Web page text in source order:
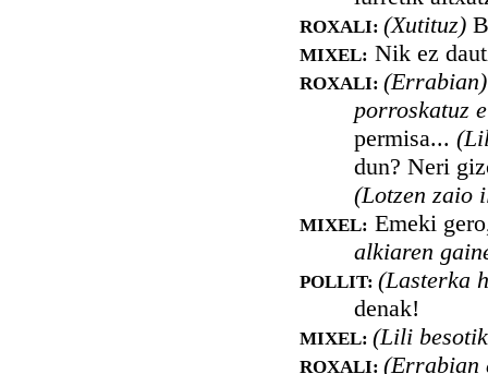
ROXALI: (Xutituz)
MIXEL: Nik ez
ROXALI:
porroskatuz
permisa...
dun? Neri
(Lotzen zaio
MIXEL: Emeki
alkiaren
POLLIT: (Lasterka
denak!
MIXEL: (Lili
ROXALI: (Errabian